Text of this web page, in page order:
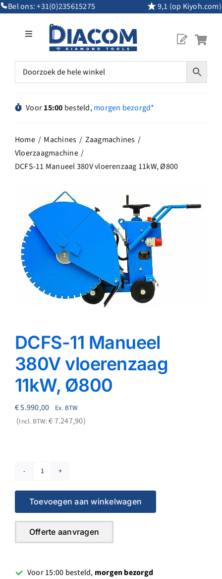
GaBel ons:+31(0)235615275 9,1 (op Kiyoh.com)
Toggle
Navigation
Mijn Account
Overig Gereedschap
Reparatie
Contact
Vacatures
Voor15:00 besteld,morgen bezorgd*
Home Machines
Zaagmachines
Vloerzaagmachine
DCFS-11 Manueel 380V vloerenzaag 11kW, Ø800
DCFS-11 Manueel
380V vloerenzaag
11kW, Ø800
€5.990,00
Ex. BTW
Incl. BTW:€7.247,90
11
Manueel
vloerenzaag
11kW,
aantal
Toevoegen aan winkelwagen
Offerte aanvragen
Voor 15:00 besteld, morgen bezorgd